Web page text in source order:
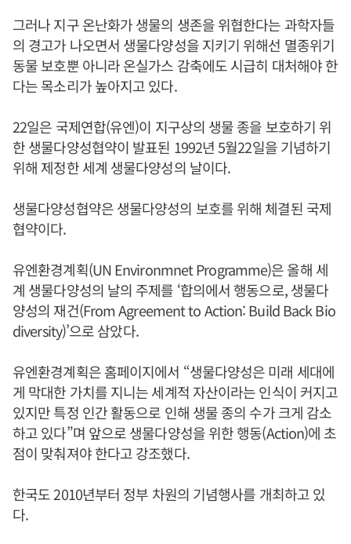
그러나 지구 온난화가 생물의 생존을 위협한다는 과학자들
의 경고가 나오면서 생물다양성을 지키기 위해선 멸종위기
동물 보호뿐 아니라 온실가스 감축에도 시급히 대처해야 한
다는 목소리가 높아지고 있다.
22일은 국제연합(유엔)이 지구상의 생물 종을 보호하기 위
한 생물다양성협약이 발표된 1992년 5월22일을 기념하기
위해 제정한 세계 생물다양성의 날이다.
생물다양성협약은 생물다양성의 보호를 위해 체결된 국제
협약이다.
유엔환경계획(UN Environmnet Programme)은 올해 세
계 생물다양성의 날의 주제를 ‘합의에서 행동으로, 생물다
양성의 재건(From Agreement to Action: Build Back Bio
diversity)’으로 삼았다.
유엔환경계획은 홈페이지에서 “생물다양성은 미래 세대에
게 막대한 가치를 지니는 세계적 자산이라는 인식이 커지고
있지만 특정 인간 활동으로 인해 생물 종의 수가 크게 감소
하고 있다”며 앞으로 생물다양성을 위한 행동(Action)에 초
점이 맞춰져야 한다고 강조했다.
한국도 2010년부터 정부 차원의 기념행사를 개최하고 있
다.